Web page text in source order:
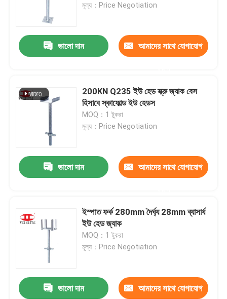
আমাদের সম্পর্কে
মূল্য：Price Negotiation
ভালো দাম আমাদের সাথে যোগাযোগ
200KN Q235 ইউ হেড স্ক্রু জ্যাক বেস
হিসাবে স্কাফোল্ড ইউ হেডস
MOQ：1 টুকরা
মূল্য：Price Negotiation
ভালো দাম আমাদের সাথে যোগাযোগ
ইস্পাত ফর্ক 280mm দৈর্ঘ্য 28mm ব্যাসার্ধ
ইউ হেড জ্যাক
MOQ：1 টুকরা
মূল্য：Price Negotiation
ভালো দাম আমাদের সাথে যোগাযোগ
অ্যান্টি-রস্ট Q235 স্টীল অ্যাক্রো প্রপ পিনস ফর স্কেফোল্ডিং